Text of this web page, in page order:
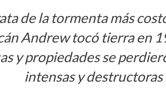
de la tormenta más
Andrewtocó tierra en
y propiedades se
intensas y destructoras